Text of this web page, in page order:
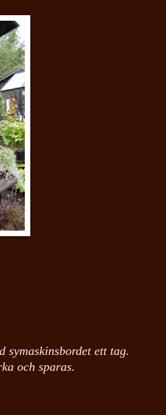
symaskinsbordet ett tag.
och sparas.